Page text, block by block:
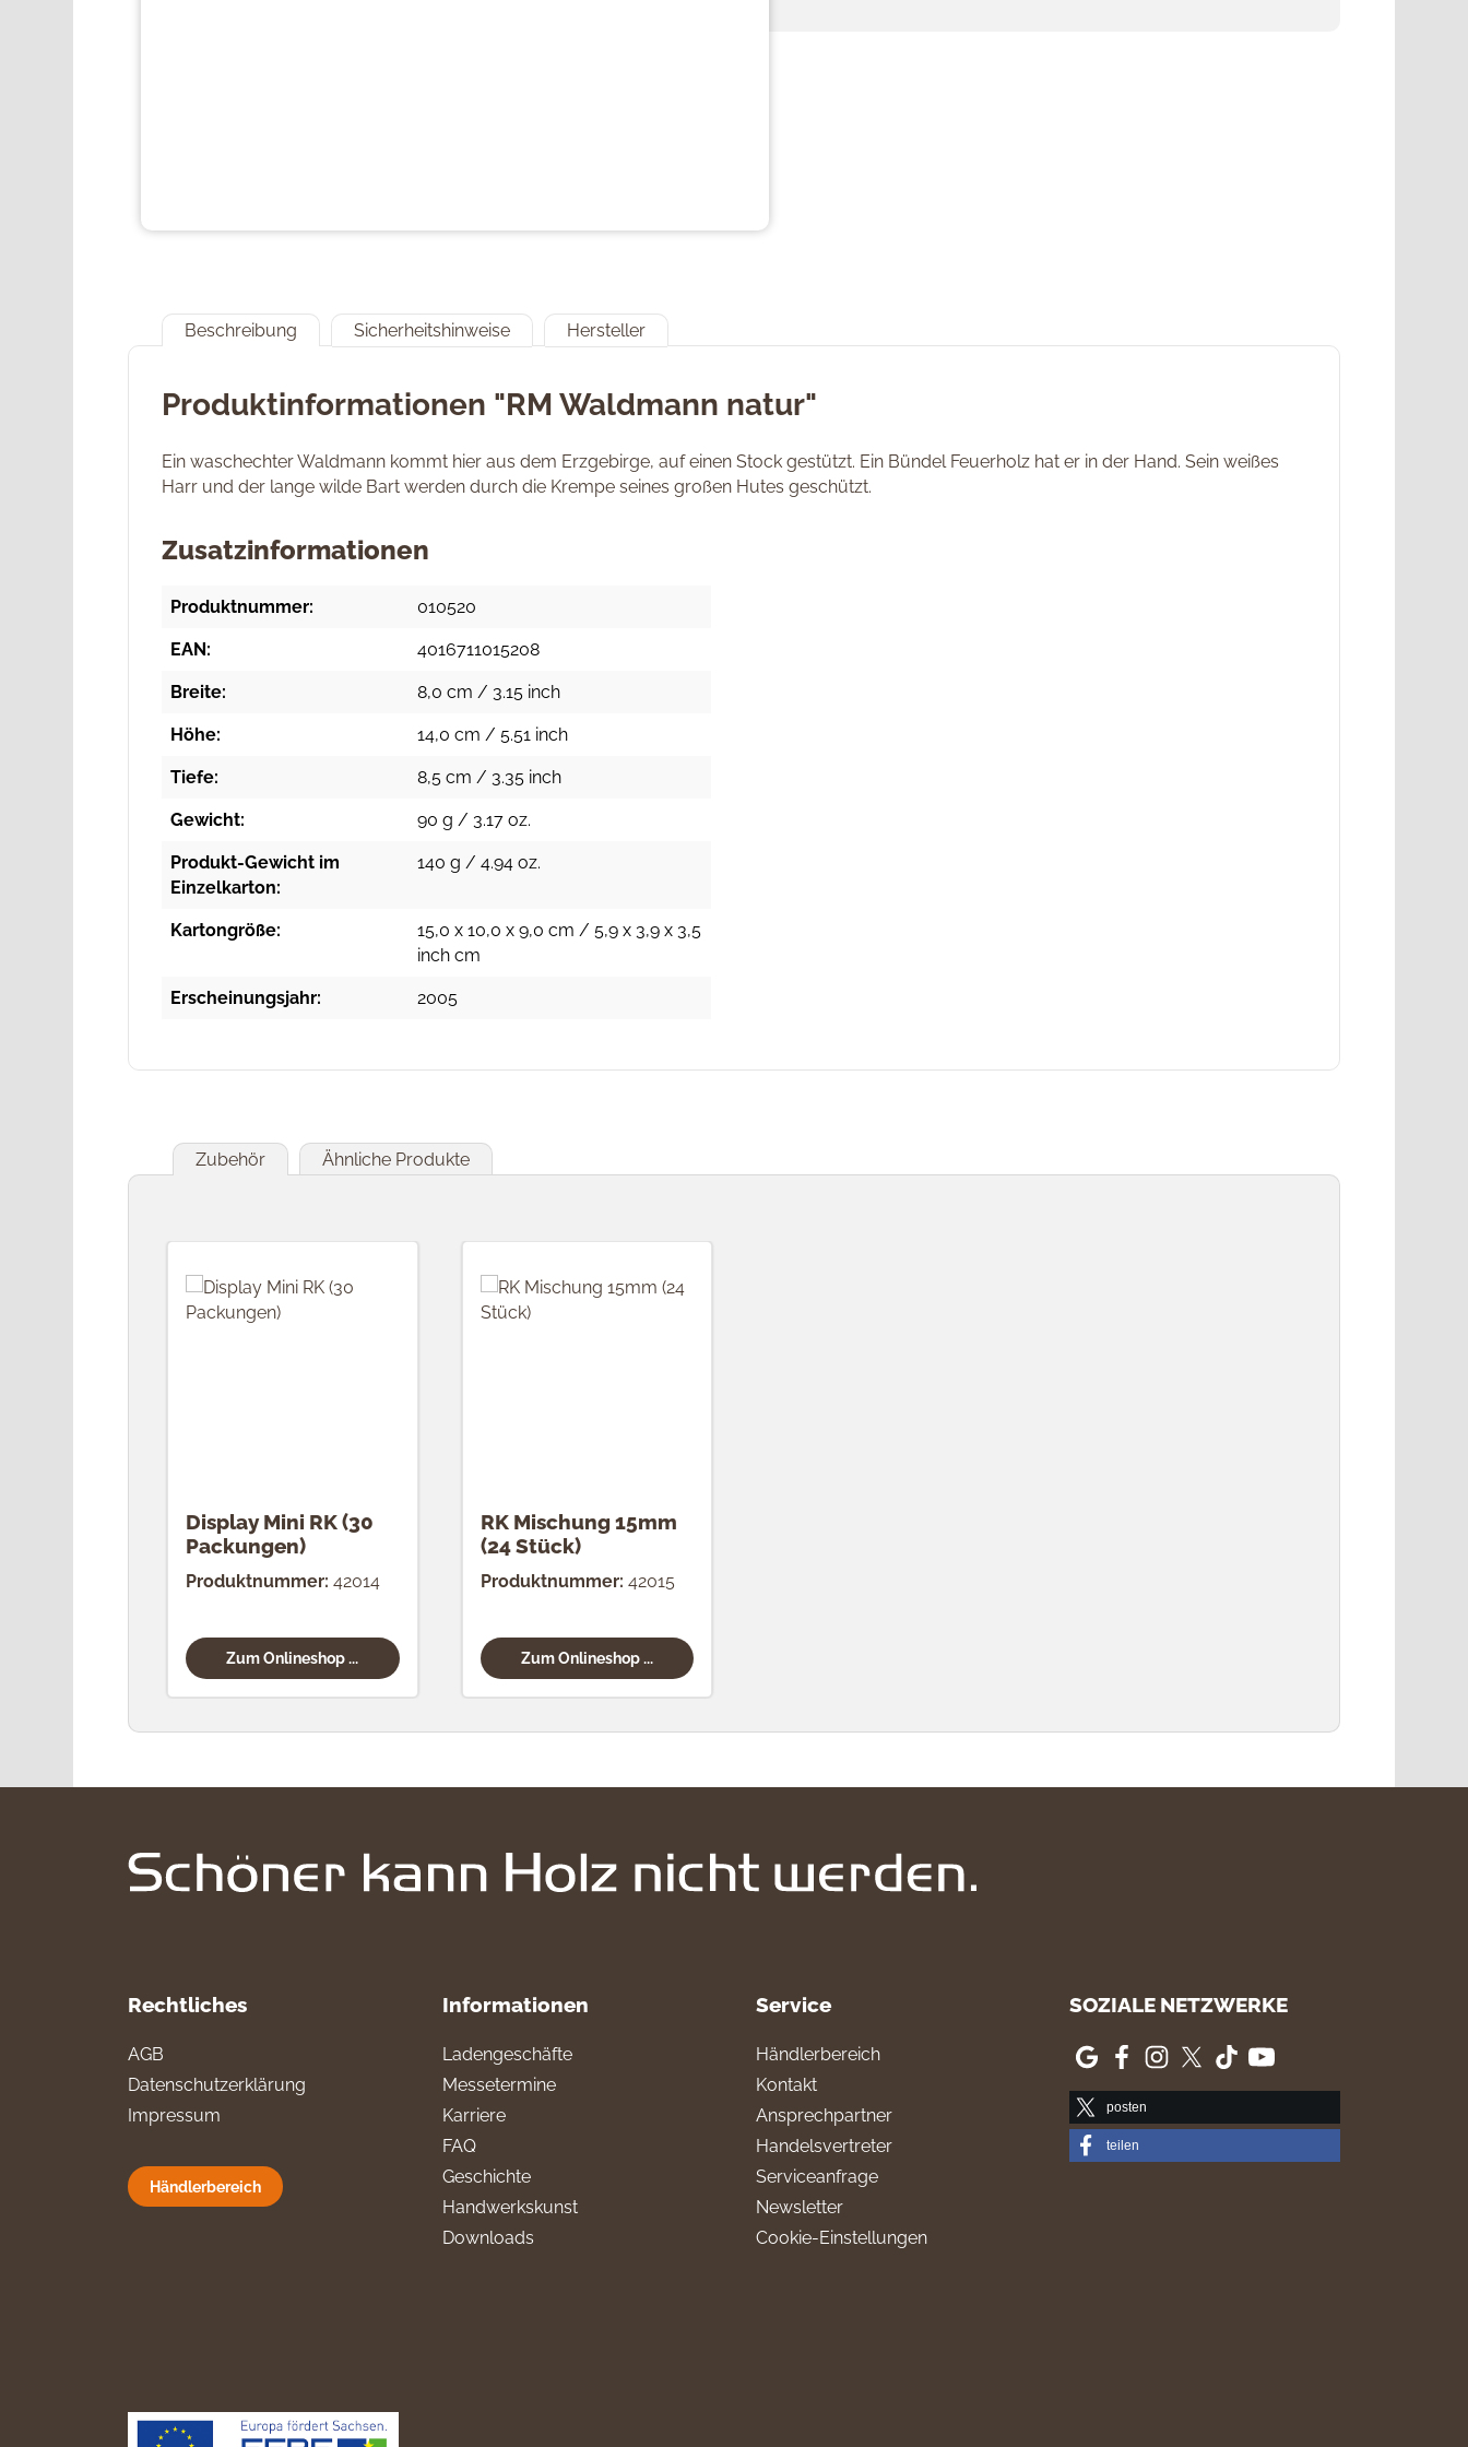
Beschreibung Sicherheitshinweise Hersteller
Produktinformationen "RM Waldmann natur"
Ein waschechter Waldmann kommt hier aus dem Erzgebirge, auf einen Stock gestützt. Ein Bündel Feuerholz hat er in der Hand. Sein weißes
Harr und der lange wilde Bart werden durch die Krempe seines großen Hutes geschützt.
Zusatzinformationen
Produktnummer: 010520
EAN: 4016711015208
Breite: 8,0 cm / 3.15 inch
Höhe: 14,0 cm / 5.51 inch
Tiefe: 8,5 cm / 3.35 inch
Gewicht: 90 g / 3.17 oz.
Produkt-Gewicht im
Einzelkarton:
140 g / 4.94 oz.
Kartongröße:
15,0 x 10,0 x 9,0 cm / 5,9 x 3,9 x 3,5
inch cm
Erscheinungsjahr: 2005
Zubehör Ähnliche Produkte
Display Mini RK (30
Packungen)
Produktnummer: 42014
Zum Onlineshop ...
RK Mischung 15mm
(24 Stück)
Produktnummer: 42015
Zum Onlineshop ...
Rechtliches
AGB
Datenschutzerklärung
Impressum
Händlerbereich
Informationen
Ladengeschäfte
Messetermine
Karriere
FAQ
Geschichte
Handwerkskunst
Downloads
Service
Händlerbereich
Kontakt
Ansprechpartner
Handelsvertreter
Serviceanfrage
Newsletter
Cookie-Einstellungen
SOZIALE NETZWERKE
posten
teilen